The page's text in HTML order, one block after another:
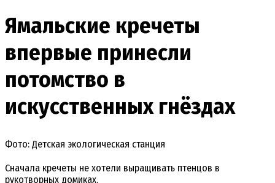
Ямальские кречеты
впервые принесли
потомство в
искусственных гнёздах
Фото: Детская экологическая станция
Сначала кречеты не хотели выращивать птенцов в
рукотворных домиках.